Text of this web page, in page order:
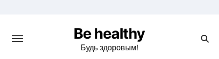
content
Be healthy
Будь здоровым!